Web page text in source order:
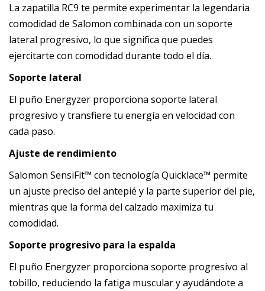
La zapatilla RC9 te permite experimentar la legendaria
comodidad de Salomon combinada con un soporte
lateral progresivo, lo que significa que puedes
ejercitarte con comodidad durante todo el día.
Soporte lateral
El puño Energyzer proporciona soporte lateral
progresivo y transfiere tu energía en velocidad con
cada paso.
Ajuste de rendimiento
Salomon SensiFit™ con tecnología Quicklace™ permite
un ajuste preciso del antepié y la parte superior del pie,
mientras que la forma del calzado maximiza tu
comodidad.
Soporte progresivo para la espalda
El puño Energyzer proporciona soporte progresivo al
tobillo, reduciendo la fatiga muscular y ayudándote a